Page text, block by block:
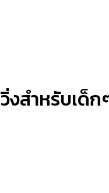
สำหรับเด็ก